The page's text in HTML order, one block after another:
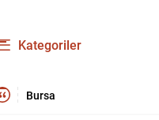
Kategoriler
Bursa